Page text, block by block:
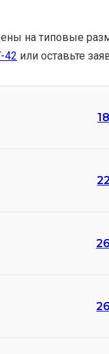
на типовые
42 или оставьте